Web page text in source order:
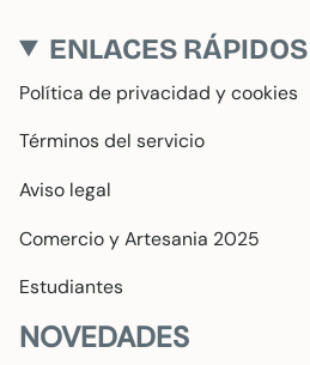
ENLACES RÁPIDOS
Política de privacidad y cookies
Términos del servicio
Aviso legal
Comercio y Artesania 2025
Estudiantes
NOVEDADES